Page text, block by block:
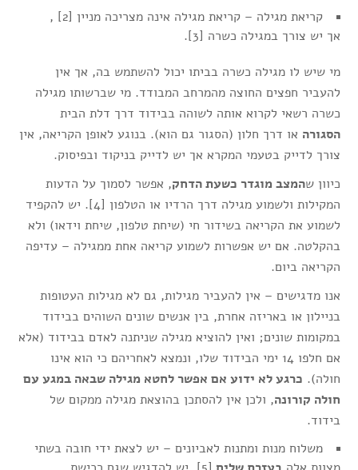
קריאת מגילה – קריאת מגילה אינה מצריכה מניין [2] ,
אך יש צורך במגילה כשרה [3].
מי שיש לו מגילה כשרה בביתו יכול להשתמש בה, אך אין
להעביר חפצים החוצה מהמרחב המבודד. מי שברשותו מגילה
כשרה רשאי לקרוא אותה לשוהה בבידוד דרך דלת הבית
הסגורה או דרך חלון (הסגור גם הוא). בנוגע לאופן הקריאה, אין
צורך לדייק בטעמי המקרא אך יש לדייק בניקוד ובפיסוק.
כיוון שהמצב מוגדר כשעת הדחק, אפשר לסמוך על הדעות
המקילות ולשמוע מגילה דרך הרדיו או הטלפון [4]. יש להקפיד
לשמוע את הקריאה בשידור חי (שיחת טלפון, שיחת וידאו) ולא
בהקלטה. אם יש אפשרות לשמוע קריאה אחת ממגילה – עדיפה
הקריאה ביום.
אנו מדגישים – אין להעביר מגילות, גם לא מגילות העטופות
בניילון או באריזה אחרת, בין אנשים שונים השוהים בבידוד
במקומות שונים; ואין להוציא מגילה שניתנה לאדם בבידוד (אלא
אם חלפו 14 ימי הבידוד שלו, ונמצא לאחריהם כי הוא אינו
חולה). כרגע לא ידוע אם אפשר לחטא מגילה שבאה במגע עם
חולה קורונה, ולכן אין להסתכן בהוצאת מגילה ממקום של
בידוד.
משלוח מנות ומתנות לאביונים – יש לצאת ידי חובה בשתי